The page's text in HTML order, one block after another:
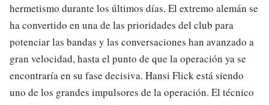
hermetismo durante los últimos días. El extremo alemán se
ha convertido en una de las prioridades del club para
potenciar las bandas y las conversaciones han avanzado a
gran velocidad, hasta el punto de que la operación ya se
encontraría en su fase decisiva. Hansi Flick está siendo
uno de los grandes impulsores de la operación. El técnico